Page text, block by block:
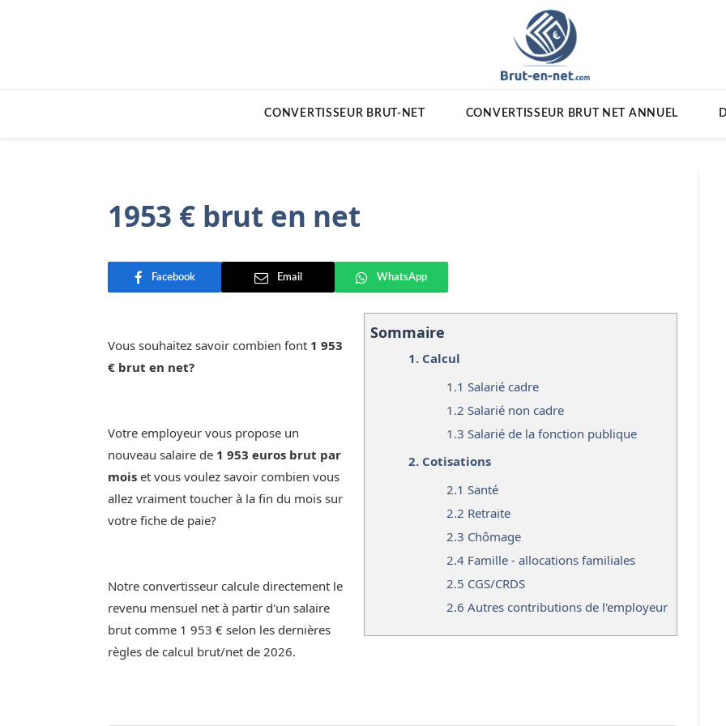
CONVERTISSEUR BRUT-NET CONVERTISSEUR BRUT NET ANNUEL
1953 € brut en net
Facebook Email WhatsApp
Sommaire
1. Calcul
1.1 Salarié cadre
1.2 Salarié non cadre
1.3 Salarié de la fonction publique
2. Cotisations
2.1 Santé
2.2 Retraite
2.3 Chômage
2.4 Famille - allocations familiales
2.5 CGS/CRDS
2.6 Autres contributions de l'employeur
Vous souhaitez savoir combien font 1 953
€ brut en net?
Votre employeur vous propose un
nouveau salaire de 1 953 euros brut par
mois et vous voulez savoir combien vous
allez vraiment toucher à la fin du mois sur
votre fiche de paie?
Notre convertisseur calcule directement le
revenu mensuel net à partir d'un salaire
brut comme 1 953 € selon les dernières
règles de calcul brut/net de 2026.